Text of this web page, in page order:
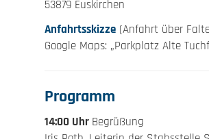
53879 Euskirchen
Anfahrtsskizze(Anfahrt über
Google Maps: „Parkplatz Alte
Programm
14:00 Uhr Begrüßung